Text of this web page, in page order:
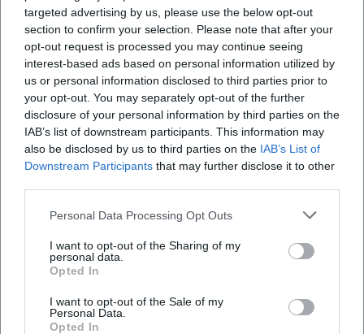
targeted advertising by us, please use the below opt-out
section to confirm your selection. Please note that after your
opt-out request is processed you may continue seeing
interest-based ads based on personal information utilized by
us or personal information disclosed to third parties prior to
your opt-out. You may separately opt-out of the further
disclosure of your personal information by third parties on the
IAB’s list of downstream participants. This information may
also be disclosed by us to third parties on the IAB’s List of
Downstream Participants that may further disclose it to other
Personal Data Processing Opt Outs
I want to opt-out of the Sharing of my
personal data.
Opted In
I want to opt-out of the Sale of my
Personal Data.
Opted In
https://www.instagram.com/lukasgeppertmusic/
Facebook: kein offizielles Profil gefunden
YouTube: kein offizielles Profil gefunden
Spotify: kein offizielles Profil gefunden
TikTok: kein offizielles Profil gefunden
Quellen:
Lukas Geppert - Offizielle Website
Stadtkirche Bayreuth - Offizielle Website
Instagram - Lukas Geppert Music